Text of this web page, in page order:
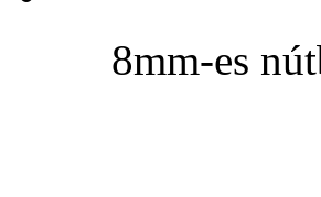
8mm-es